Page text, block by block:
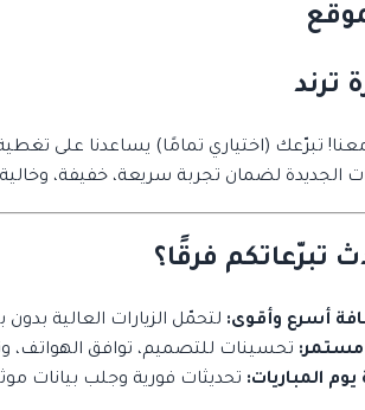
ترند
تبرّعك (اختياري تمامًا) يساعدنا على
الجديدة لضمان تجربة سريعة، خفيفة، وخالية
تبرّعاتكم فرقًا؟
أسرع وأقوى: لتحمّل الزيارات العالية
مستمر: تحسينات للتصميم، توافق الهواتف،
يوم المباريات: تحديثات فورية وجلب بيانات